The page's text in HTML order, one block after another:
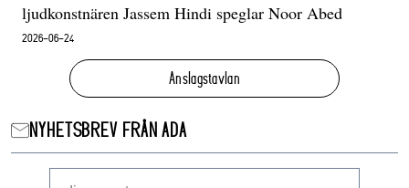
ljudkonstnären Jassem Hindi speglar Noor Abed
2026-06-24
Anslagstavlan
NYHETSBREV FRÅN ADA